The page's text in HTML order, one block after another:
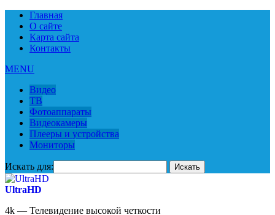
Главная
О сайте
Карта сайта
Контакты
MENU
Видео
ТВ
Фотоаппараты
Видеокамеры
Плееры и устройства
Мониторы
Искать для:
UltraHD
4k — Телевидение высокой четкости